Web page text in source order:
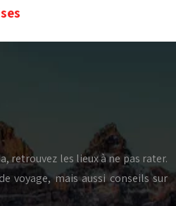
retrouvez les lieux à ne pas rater.
voyage, mais aussi conseils sur